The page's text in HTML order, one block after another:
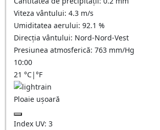
Viteza vântului: 4.3 m/s
Umiditatea aerului: 92.1 %
Direcția vântului: Nord-Nord-Vest
Presiunea atmosferică: 763 mm/Hg
10:00
21 °C|°F
Ploaie ușoară
Index UV: 3